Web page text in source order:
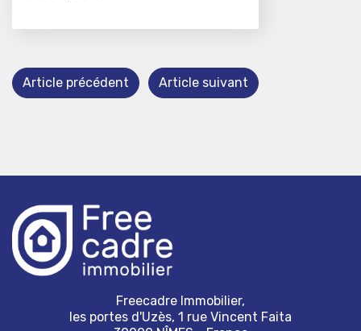
Article précédent Article suivant
Freecadre Immobilier,
les portes d'Uzès, 1 rue Vincent Faita